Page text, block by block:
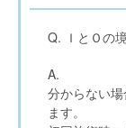
Q. ＩとＯの
A.
分からない
ます。